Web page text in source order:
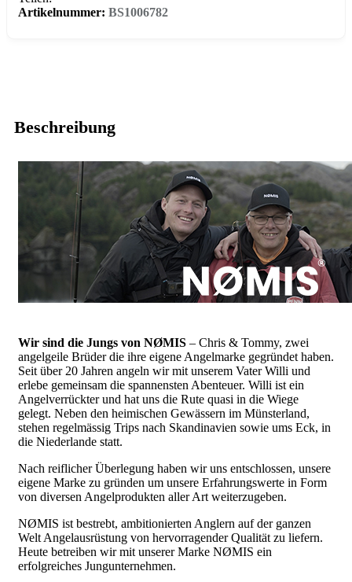
Artikelnummer: BS1006782
Beschreibung
Wir sind die Jungs von NØMIS – Chris & Tommy, zwei
angelgeile Brüder die ihre eigene Angelmarke gegründet haben.
Seit über 20 Jahren angeln wir mit unserem Vater Willi und
erlebe gemeinsam die spannensten Abenteuer. Willi ist ein
Angelverrückter und hat uns die Rute quasi in die Wiege
gelegt. Neben den heimischen Gewässern im Münsterland,
stehen regelmässig Trips nach Skandinavien sowie ums Eck, in
die Niederlande statt.
​Nach reiflicher Überlegung haben wir uns entschlossen, unsere
eigene Marke zu gründen um unsere Erfahrungswerte in Form
von diversen Angelprodukten aller Art weiterzugeben.
​NØMIS ist bestrebt, ambitionierten Anglern auf der ganzen
Welt Angelausrüstung von hervorragender Qualität zu liefern.
Heute betreiben wir mit unserer Marke NØMIS ein
erfolgreiches Jungunternehmen.